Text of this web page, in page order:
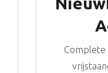
Complete